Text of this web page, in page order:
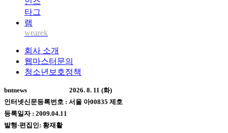
wearek
회사 소개
웹마스터문의
청소년보호정책
bntnews
2026. 8. 11 (화)
인터넷신문등록번호 : 서울 아00835 제호
등록일자 : 2009.04.11
발행·편집인: 황재활